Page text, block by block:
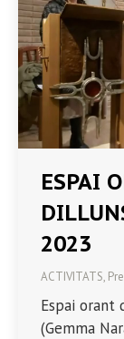
ESPAI
2023
ACTIVITATS,
Espai orant
(Gemma